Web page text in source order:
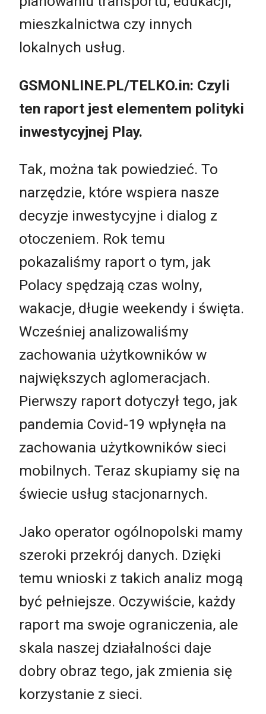
mieszkalnictwa czy innych
lokalnych usług.
GSMONLINE.PL/TELKO.in: Czyli
ten raport jest elementem polityki
inwestycyjnej Play.
Tak, można tak powiedzieć. To
narzędzie, które wspiera nasze
decyzje inwestycyjne i dialog z
otoczeniem. Rok temu
pokazaliśmy raport o tym, jak
Polacy spędzają czas wolny,
wakacje, długie weekendy i święta.
Wcześniej analizowaliśmy
zachowania użytkowników w
największych aglomeracjach.
Pierwszy raport dotyczył tego, jak
pandemia Covid-19 wpłynęła na
zachowania użytkowników sieci
mobilnych. Teraz skupiamy się na
świecie usług stacjonarnych.
Jako operator ogólnopolski mamy
szeroki przekrój danych. Dzięki
temu wnioski z takich analiz mogą
być pełniejsze. Oczywiście, każdy
raport ma swoje ograniczenia, ale
skala naszej działalności daje
dobry obraz tego, jak zmienia się
korzystanie z sieci.